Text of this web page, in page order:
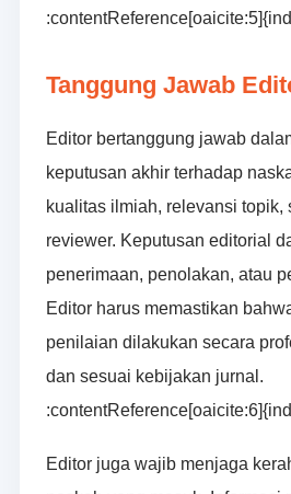
Tanggung Jawab
Editor bertanggung jawab
keputusan akhir terhadap
kualitas ilmiah, relevansi topik,
reviewer. Keputusan editorial
penerimaan, penolakan, atau
Editor harus memastikan
penilaian dilakukan secara
dan sesuai kebijakan jurnal.
Editor juga wajib menjaga